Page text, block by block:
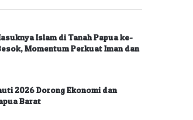
Islam di Tanah Papua ke-
Momentum Perkuat Iman dan
2026 Dorong Ekonomi dan
Barat